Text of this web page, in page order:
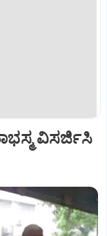
ವಿಸರ್ಜಿಸಿ